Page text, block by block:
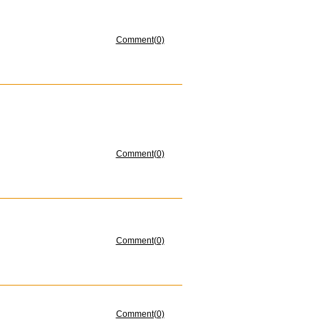
Comment(0)
Comment(0)
Comment(0)
Comment(0)